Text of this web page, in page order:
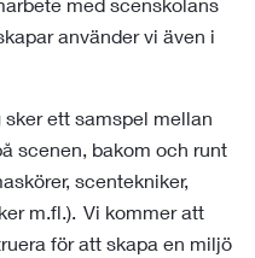
använder vi även i
ett samspel mellan
scenen, bakom och runt
scentekniker,
m.fl.). Vi kommer att
för att skapa en miljö